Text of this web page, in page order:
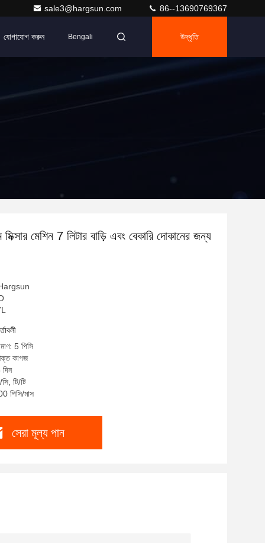
sale3@hargsun.com 86--13690769367
যোগাযোগ করুন Bengali উদ্ধৃতি
মেশিন 7 লিটার বাড়ি এবং বেকারি দোকানের জন্য
Hargsun
5 পিসি
কাগজ
টি/টি
পিসি/মাস
সেরা মূল্য পান